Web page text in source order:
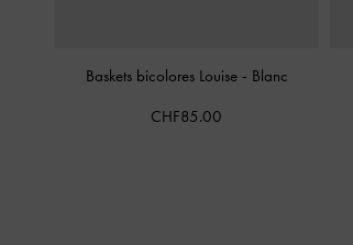
Baskets bicolores Louise - Blanc
CHF85.00